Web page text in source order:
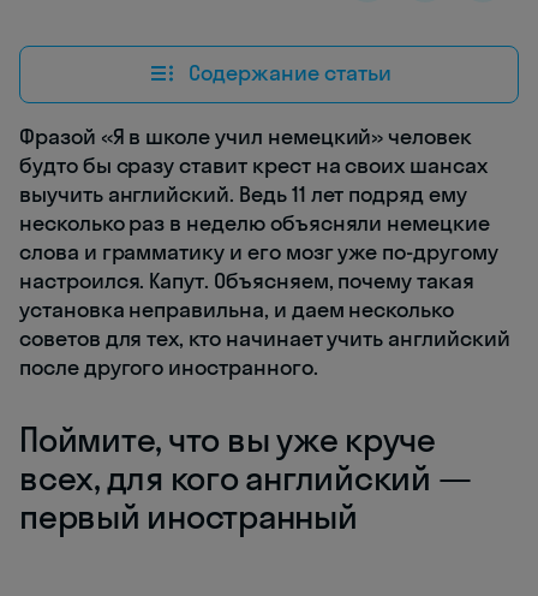
Содержание статьи
Фразой «Я в школе учил немецкий» человек
будто бы сразу ставит крест на своих шансах
выучить английский. Ведь 11 лет подряд ему
несколько раз в неделю объясняли немецкие
слова и грамматику и его мозг уже по-другому
настроился. Капут. Объясняем, почему такая
установка неправильна, и даем несколько
советов для тех, кто начинает учить английский
после другого иностранного.
Поймите, что вы уже круче
всех, для кого английский —
первый иностранный